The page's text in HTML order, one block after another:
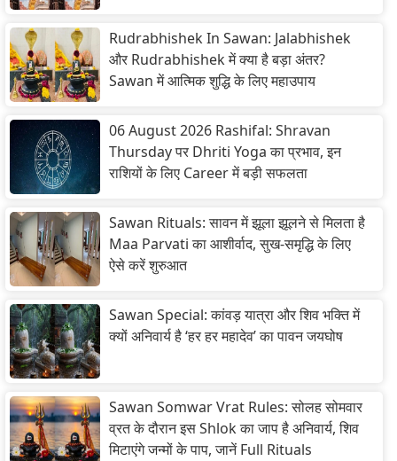
Rudrabhishek In Sawan: Jalabhishek
और Rudrabhishek में क्या है बड़ा अंतर?
Sawan में आत्मिक शुद्धि के लिए महाउपाय
06 August 2026 Rashifal: Shravan
Thursday पर Dhriti Yoga का प्रभाव, इन
राशियों के लिए Career में बड़ी सफलता
Sawan Rituals: सावन में झूला झूलने से मिलता है
Maa Parvati का आशीर्वाद, सुख-समृद्धि के लिए
ऐसे करें शुरुआत
Sawan Special: कांवड़ यात्रा और शिव भक्ति में
क्यों अनिवार्य है ‘हर हर महादेव’ का पावन जयघोष
Sawan Somwar Vrat Rules: सोलह सोमवार
व्रत के दौरान इस Shlok का जाप है अनिवार्य, शिव
मिटाएंगे जन्मों के पाप, जानें Full Rituals